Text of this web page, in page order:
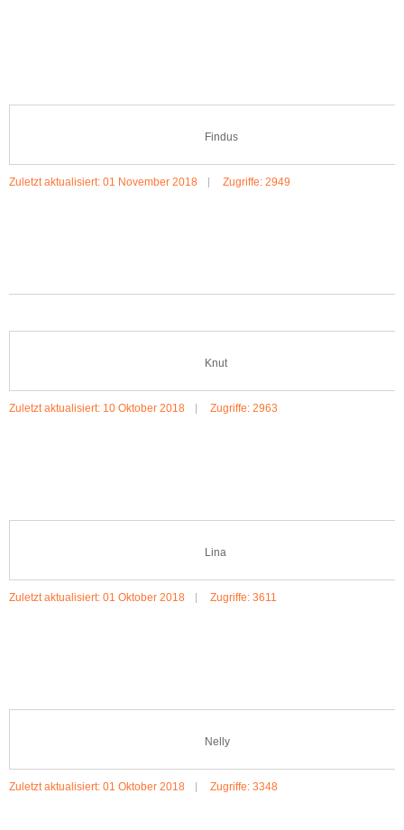
Findus
Zuletzt aktualisiert: 01 November 2018 Zugriffe: 2949
Knut
Zuletzt aktualisiert: 10 Oktober 2018 Zugriffe: 2963
Lina
Zuletzt aktualisiert: 01 Oktober 2018 Zugriffe: 3611
Nelly
Zuletzt aktualisiert: 01 Oktober 2018 Zugriffe: 3348